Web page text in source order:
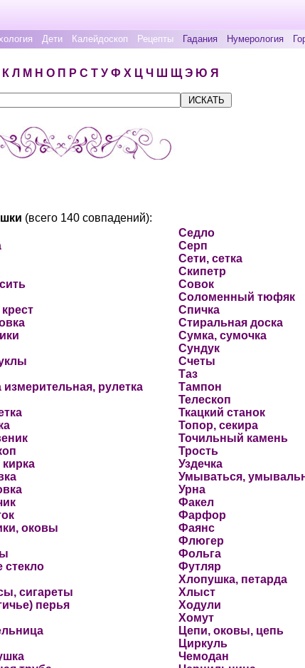
Дети Калейдоскоп Рецепты Гадания Нумерология
К Л М Н О П Р С Т У Ф Х Ц Ч Ш Щ Э Ю Я
(всего 140 совпадений):
измерительная, рулетка
оковы
стекло
сигареты
перья
Седло
Серп
Сети, сетка
Скипетр
Совок
Соломенный тюфяк
Спичка
Стиральная доска
Сумка, сумочка
Сундук
Счеты
Таз
Тампон
Телескоп
Ткацкий станок
Топор, секира
Точильный камень
Трость
Уздечка
Умываться,
Урна
Факел
Фарфор
Фаянс
Флюгер
Фольга
Футляр
Хлопушка, петарда
Хлыст
Ходули
Хомут
Цепи, оковы, цепь
Циркуль
Чемодан